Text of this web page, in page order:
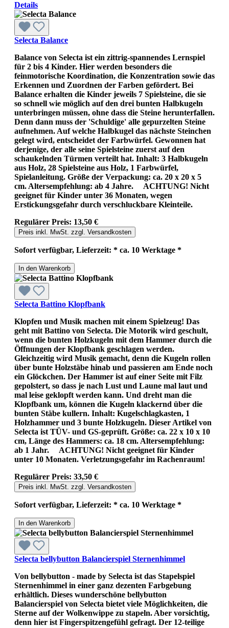
Details
Selecta Balance
Balance von Selecta ist ein zittrig-spannendes Lernspiel
für 2 bis 4 Kinder. Hier werden besonders die
feinmotorische Koordination, die Konzentration sowie das
Erkennen und Zuordnen der Farben gefördert. Bei
Balance erhalten die Kinder jeweils 7 Spielsteine, die sie
so schnell wie möglich auf den drei bunten Halbkugeln
unterbringen müssen, ohne dass die Steine herunterfallen.
Denn dann muss der 'Schuldige' alle gepurzelten Steine
aufnehmen. Auf welche Halbkugel das nächste Steinchen
gelegt wird, entscheidet der Farbwürfel. Gewonnen hat
derjenige, der alle seine Spielsteine zuerst auf den
schaukelnden Türmen verteilt hat. Inhalt: 3 Halbkugeln
aus Holz, 28 Spielsteine aus Holz, 1 Farbwürfel,
Spielanleitung. Größe der Verpackung: ca. 20 x 20 x 5
cm. Altersempfehlung: ab 4 Jahre. ACHTUNG! Nicht
geeignet für Kinder unter 36 Monaten, wegen
Erstickungsgefahr durch verschluckbare Kleinteile.
Regulärer Preis: 13,50 €
Preis inkl. MwSt. zzgl. Versandkosten
Sofort verfügbar, Lieferzeit: * ca. 10 Werktage *
In den Warenkorb
Selecta Battino Klopfbank
Klopfen und Musik machen mit einem Spielzeug! Das
geht mit Battino von Selecta. Die Motorik wird geschult,
wenn die bunten Holzkugeln mit dem Hammer durch die
Öffnungen der Klopfbank geschlagen werden.
Gleichzeitig wird Musik gemacht, denn die Kugeln rollen
über bunte Holzstäbe hinab und passieren am Ende noch
ein Glöckchen. Der Hammer ist auf einer Seite mit Filz
gepolstert, so dass je nach Lust und Laune mal laut und
mal leise geklopft werden kann. Und dreht man die
Klopfbank um, können die Kugeln klackernd über die
bunten Stäbe kullern. Inhalt: Kugelschlagkasten, 1
Holzhammer und 3 bunte Holzkugeln. Dieser Artikel von
Selecta ist TÜV- und GS-geprüft. Größe: ca. 22 x 10 x 10
cm, Länge des Hammers: ca. 18 cm. Altersempfehlung:
ab 1 Jahr. ACHTUNG! Nicht geeignet für Kinder
unter 10 Monaten. Verletzungsgefahr im Rachenraum!
Regulärer Preis: 33,50 €
Preis inkl. MwSt. zzgl. Versandkosten
Sofort verfügbar, Lieferzeit: * ca. 10 Werktage *
In den Warenkorb
Selecta bellybutton Balancierspiel Sternenhimmel
Von bellybutton - made by Selecta ist das Stapelspiel
Sternenhimmel in einer ganz dezenten Farbgebung
erhältlich. Dieses wunderschöne bellybutton
Balancierspiel von Selecta bietet viele Möglichkeiten, die
Sterne auf der Wolkenwippe zu stapeln. Aber vorsichtig,
denn hier ist Fingerspitzengefühl gefragt. Der 12-teilige